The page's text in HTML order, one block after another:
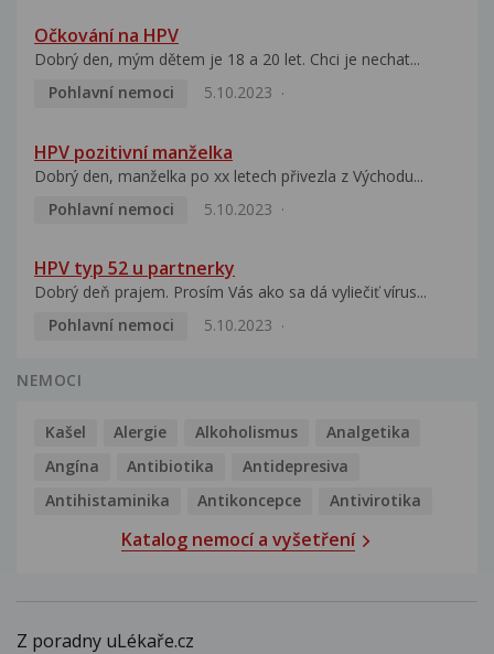
Očkování na HPV
Dobrý den, mým dětem je 18 a 20 let. Chci je nechat...
Pohlavní nemoci
5.10.2023
HPV pozitivní manželka
Dobrý den, manželka po xx letech přivezla z Východu...
Pohlavní nemoci
5.10.2023
HPV typ 52 u partnerky
Dobrý deň prajem. Prosím Vás ako sa dá vyliečiť vírus...
Pohlavní nemoci
5.10.2023
NEMOCI
Kašel Alergie Alkoholismus
Analgetika
Angína
Antibiotika
Antidepresiva
Antihistaminika
Antikoncepce Antivirotika
Katalog nemocí a vyšetření
Z poradny uLékaře.cz